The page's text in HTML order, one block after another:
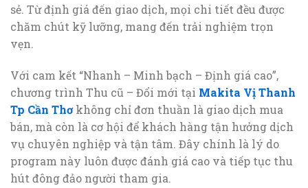
sẻ. Từ định giá đến giao dịch, mọi chi tiết đều được
chăm chút kỹ lưỡng, mang đến trải nghiệm trọn
vẹn.
Với cam kết “Nhanh – Minh bạch – Định giá cao”,
chương trình Thu cũ – Đổi mới tại Makita Vị Thanh
Tp Cần Thơkhông chỉ đơn thuần là giao dịch mua
bán, mà còn là cơ hội để khách hàng tận hưởng dịch
vụ chuyên nghiệp và tận tâm. Đây chính là lý do
program này luôn được đánh giá cao và tiếp tục thu
hút đông đảo người tham gia.